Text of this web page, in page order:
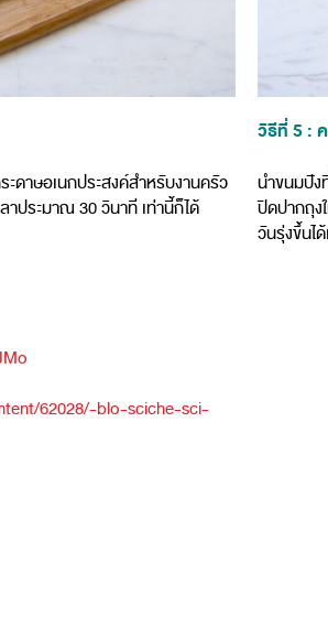
ดาษอเนกประสงค์สำหรับงานครัว
าประมาณ 30 วินาที เท่านี้ก็ได้
วิธีที่ 5 :
นำขนมปัง
ปิดปากถุง
วันรุ่งขึ้นไ
62028/-blo-sciche-sci-